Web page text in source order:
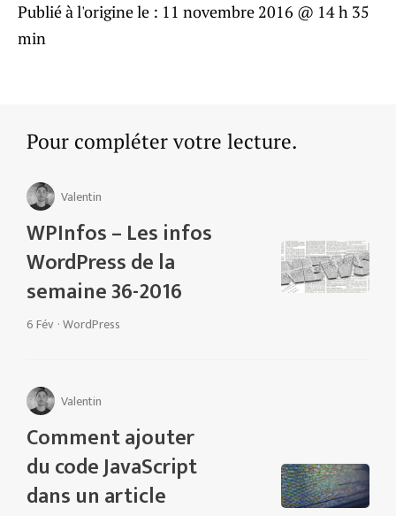
Publié à l'origine le : 11 novembre 2016 @ 14 h 35
min
Pour compléter votre lecture.
Valentin
WPInfos – Les infos
WordPress de la
semaine 36-2016
6 Fév ·WordPress
Valentin
Comment ajouter
du code JavaScript
dans un article